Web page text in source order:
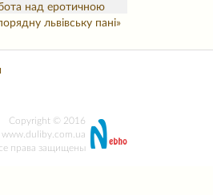
над еротичною
львівську пані»
Copyright © 2016
www.duliby.com.ua
права защищены